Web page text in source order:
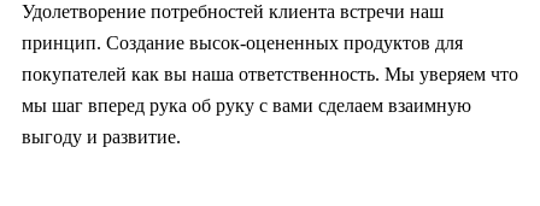
Удолетворение потребностей клиента встречи наш
принцип. Создание высок-оцененных продуктов для
покупателей как вы наша ответственность. Мы уверяем что
мы шаг вперед рука об руку с вами сделаем взаимную
выгоду и развитие.